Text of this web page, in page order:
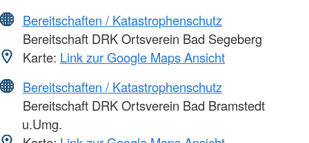
Bereitschaften / Katastrophenschutz
Bereitschaft DRK Ortsverein Bad Segeberg
Karte: Link zur Google Maps Ansicht
Bereitschaften / Katastrophenschutz
Bereitschaft DRK Ortsverein Bad Bramstedt
u.Umg.